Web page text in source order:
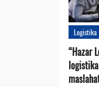
Logistika
“Hazar